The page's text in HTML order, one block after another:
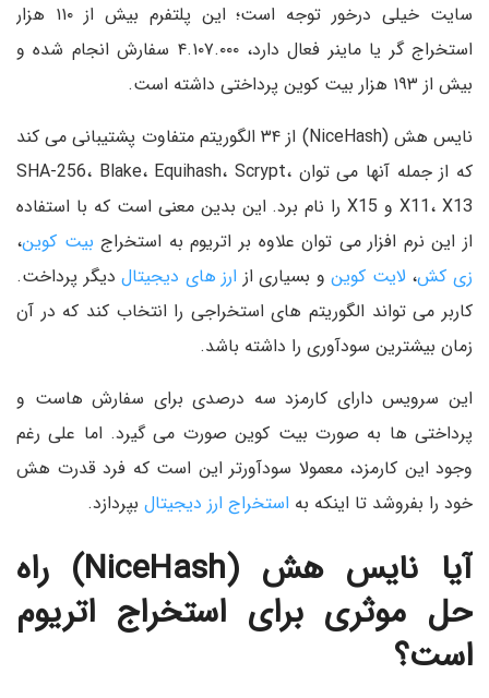
سایت خیلی درخور توجه است؛ این پلتفرم بیش از ۱۱۰ هزار
استخراج گر یا ماینر فعال دارد، ۴.۱۰۷.۰۰۰ سفارش انجام شده و
بیش از ۱۹۳ هزار بیت کوین پرداختی داشته است.
نایس هش (NiceHash) از ۳۴ الگوریتم متفاوت پشتیبانی می کند
که از جمله آنها می توان SHA-256، Blake، Equihash، Scrypt،
X11، X13 و X15 را نام برد. این بدین معنی است که با استفاده
از این نرم افزار می توان علاوه بر اتریوم به استخراج بیت کوین،
زی کش، لایت کوینو بسیاری از ارز های دیجیتالدیگر پرداخت.
کاربر می تواند الگوریتم های استخراجی را انتخاب کند که در آن
زمان بیشترین سودآوری را داشته باشد.
این سرویس دارای کارمزد سه درصدی برای سفارش هاست و
پرداختی ها به صورت بیت کوین صورت می گیرد. اما علی رغم
وجود این کارمزد، معمولا سودآورتر این است که فرد قدرت هش
خود را بفروشد تا اینکه به استخراج ارز دیجیتال بپردازد.
آیا نایس هش (NiceHash)
راه
حل موثری برای استخراج اتریوم
است؟